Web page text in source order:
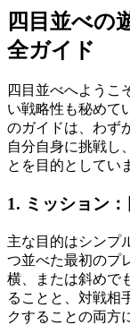
四目並べの
全ガイド
四目並べへようこ
い戦略性も秘めて
のガイドは、わず
自分自身に挑戦し
とを目的としてい
1. ミッション
主な目的はシンプ
つ並べた最初のプ
横、または斜めで
ることと、対戦相
クすることの両方